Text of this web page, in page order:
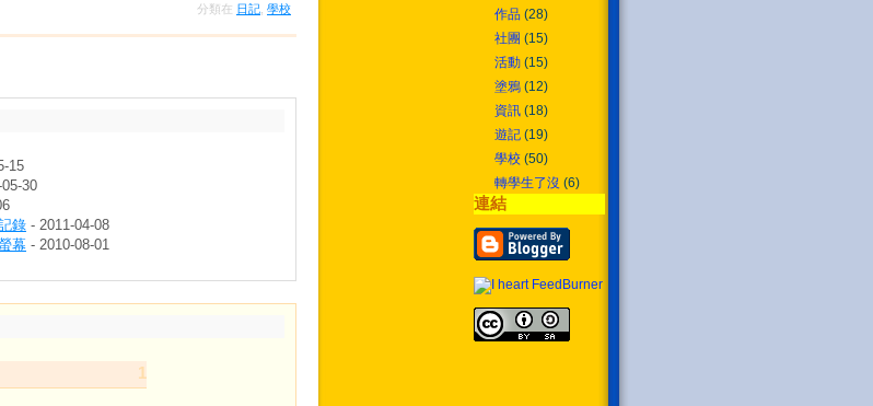
分類在 日記 學校
15
30
錄 - 2011-04-08
幕 - 2010-08-01
1
作品 (28)
社團 (15)
活動 (15)
塗鴉 (12)
資訊 (18)
遊記 (19)
學校 (50)
轉學生了沒 (6)
連結